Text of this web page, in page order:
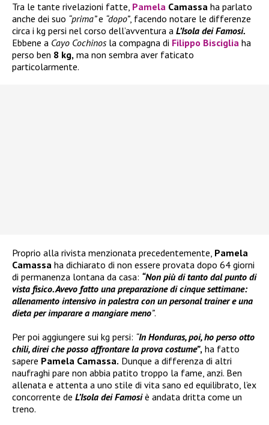
Tra le tante rivelazioni fatte, Pamela Camassa ha parlato
anche dei suo “prima”e “dopo”, facendo notare le differenze
circa i kg persi nel corso dell’avventura a L’Isola dei Famosi.
Ebbene a Cayo Cochinosla compagna di Filippo Bisciglia ha
perso ben 8 kg, ma non sembra aver faticato
particolarmente.
Proprio alla rivista menzionata precedentemente, Pamela
Camassa ha dichiarato di non essere provata dopo 64 giorni
di permanenza lontana da casa: “Non più di tanto dal punto di
vista fisico. Avevo fatto una preparazione di cinque settimane:
allenamento intensivo in palestra con un personal trainer e una
dieta per imparare a mangiare meno”.
Per poi aggiungere sui kg persi: “In Honduras, poi, ho perso otto
chili, direi che posso affrontare la prova costume”, ha fatto
sapere Pamela Camassa. Dunque a differenza di altri
naufraghi pare non abbia patito troppo la fame, anzi. Ben
allenata e attenta a uno stile di vita sano ed equilibrato, l’ex
concorrente de L’Isola dei Famosiè andata dritta come un
treno.